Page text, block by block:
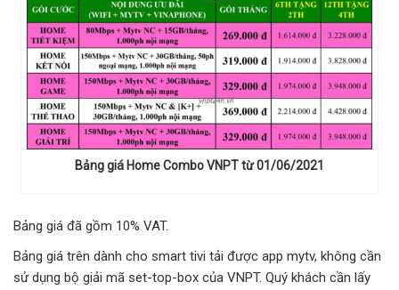
Bảng giá Home Combo VNPT từ 01/06/2021
Bảng giá đã gồm 10% VAT.
Bảng giá trên dành cho smart tivi tải được app mytv, không cần
sử dụng bộ giải mã set-top-box của VNPT. Quý khách cần lấy